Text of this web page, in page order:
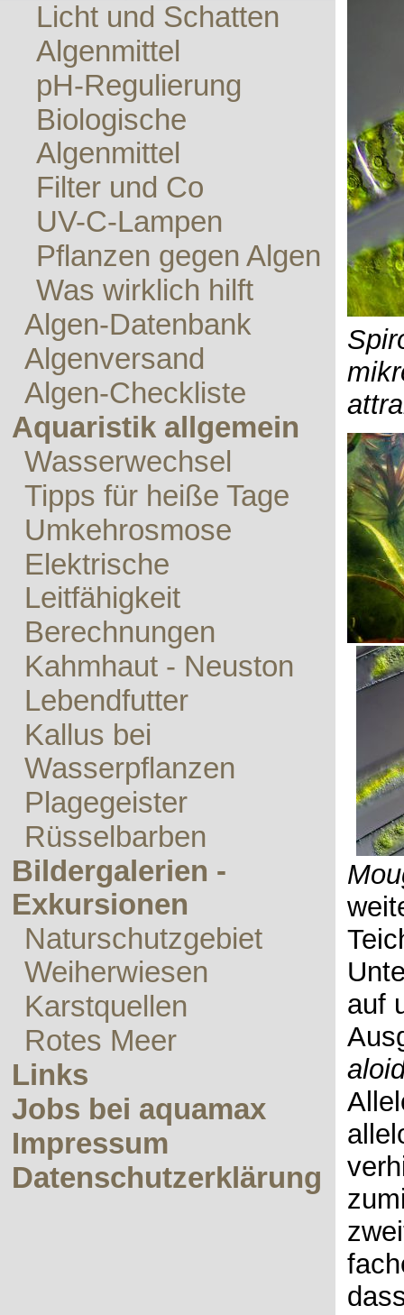
Licht und Schatten
Algenmittel
pH-Regulierung
Biologische
Algenmittel
Filter und Co
UV-C-Lampen
Pflanzen gegen Algen
Was wirklich hilft
Algen-Datenbank
Algenversand
Algen-Checkliste
Aquaristik allgemein
Wasserwechsel
Tipps für heiße Tage
Umkehrosmose
Elektrische
Leitfähigkeit
Berechnungen
Kahmhaut - Neuston
Lebendfutter
Kallus bei
Wasserpflanzen
Plagegeister
Rüsselbarben
Bildergalerien -
Exkursionen
Naturschutzgebiet
Weiherwiesen
Karstquellen
Rotes Meer
Links
Jobs bei aquamax
Impressum
Datenschutzerklärung
auf